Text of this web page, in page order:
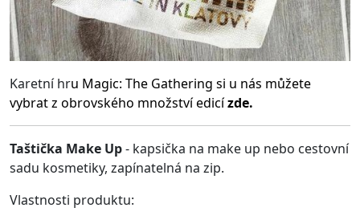
Karetní hru Magic: The Gathering si u nás můžete
vybrat z obrovského množství edicízde.
Taštička Make Up- kapsička na make up nebo cestovní
sadu kosmetiky, zapínatelná na zip.
Vlastnosti produktu: